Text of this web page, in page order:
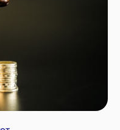
고 많은 사람들이 백신을
되면서 코로나와의 전쟁은
공식화했다. 파월 의장의
이제 초점은 데이터로 전환될
부가 고용시장의 완화 여부에
규 실업수당 청구와 2일
시작이 될 것으로 전망된다.
비지출(PCE) 물가지수도
시 랠리를 촉발한 10월의